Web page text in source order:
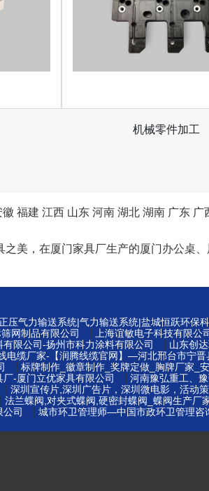
机械零件加工
徽 福建 江西 山东 河南 湖北 湖南 广东 广
美，在厦门家具厂生产的厦门办公桌
压气力输送系统|气力输送系统|盐城恒跃环保
网制品有限公司 上海谊敏电子科技有限公
限公司-扬州市科力涂料有限公司 山东创
电缆厂家-【润腾线缆官网】—河北邢台市宁晋
标牌制作_徽章制作_奖牌定做_胸牌厂家_
-厦门立优家具有限公司 河南豫弘重工、
深圳宣传片,深圳广告片，深圳微电影，活动
法兰蝶阀,对夹式蝶阀,硬密封蝶阀_蝶阀生产厂
司 城市环卫管理师—中国市政环卫管理